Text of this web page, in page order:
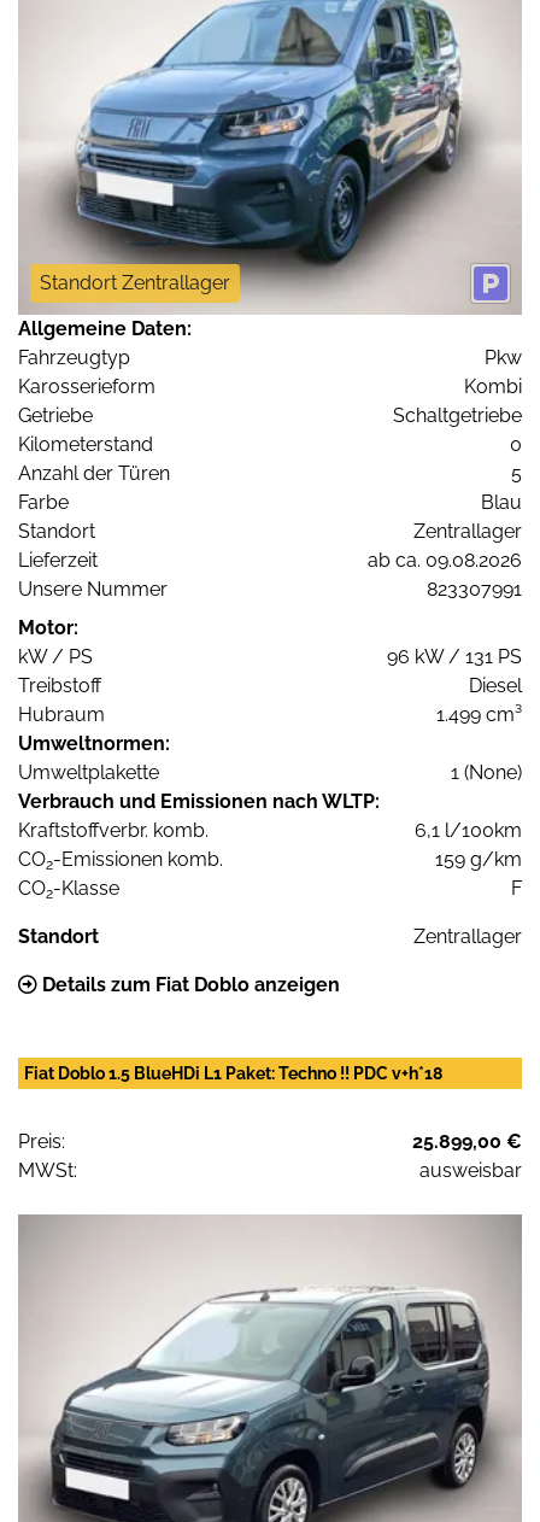
Standort Zentrallager
Allgemeine Daten:
Fahrzeugtyp
Pkw
Karosserieform
Kombi
Getriebe
Schaltgetriebe
Kilometerstand
0
Anzahl der Türen
5
Farbe
Blau
Standort
Zentrallager
Lieferzeit
ab ca. 09.08.2026
Unsere Nummer
823307991
Motor:
kW / PS
96 kW / 131 PS
Treibstoff
Diesel
Hubraum
1.499 cm³
Umweltnormen:
Umweltplakette
1 (None)
Verbrauch und Emissionen nach WLTP:
Kraftstoffverbr. komb.
6,1 l/100km
CO2-Emissionen komb.
159 g/km
CO2-Klasse F
Standort Zentrallager
Details zum Fiat Doblo anzeigen
Fiat Doblo 1.5 BlueHDi L1 Paket: Techno !! PDC v+h*18
Preis:
25.899,00 €
MWSt:
ausweisbar